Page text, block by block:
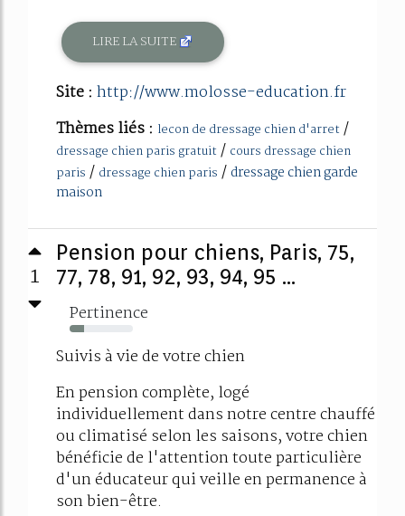
LIRE LA SUITE
Site : http://www.molosse-education.fr
Thèmes liés : lecon de dressage chien d'arret /
dressage chien paris gratuit / cours dressage chien
paris / dressage chien paris / dressage chien garde
maison
1
Pension pour chiens, Paris, 75,
77, 78, 91, 92, 93, 94, 95 ...
Pertinence
23%
Suivis à vie de votre chien
En pension complète, logé
individuellement dans notre centre chauffé
ou climatisé selon les saisons, votre chien
bénéficie de l'attention toute particulière
d'un éducateur qui veille en permanence à
son bien-être.